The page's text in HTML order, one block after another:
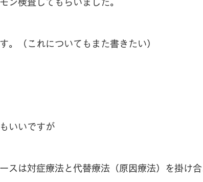
ン検査してもらいました。
。（これについてもまた書きたい）
いいですが
スは対症療法と代替療法（原因療法）を掛け